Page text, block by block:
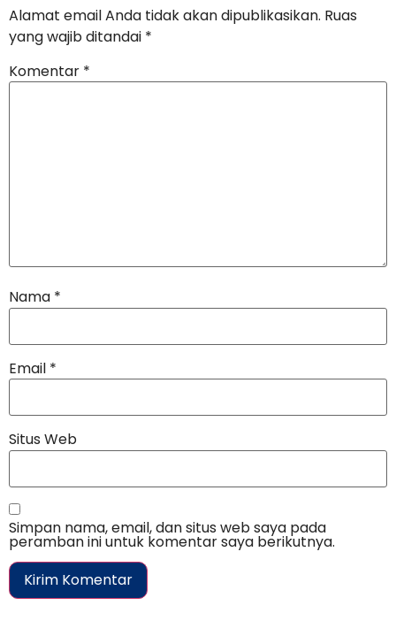
Alamat email Anda tidak akan dipublikasikan. Ruas
yang wajib ditandai *
Komentar *
Nama *
Email *
Situs Web
Simpan nama, email, dan situs web saya pada
peramban ini untuk komentar saya berikutnya.